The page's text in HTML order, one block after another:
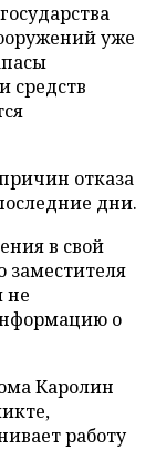
уже
средств
отказа
дни.
в свой
заместителя
не
о
Каролин
работу